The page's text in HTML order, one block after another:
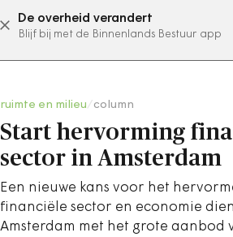
De overheid verandert
Blijf bij met de Binnenlands Bestuur app
abonneer nu
ruimte en milieu column
Start hervorming
sector in Amsterdam
Een nieuwe kans voor het
financiële sector en economie
Amsterdam met het grote aanbod